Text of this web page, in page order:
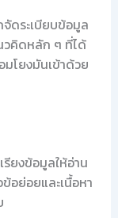
ดระเบียบข้อมูล
วคิดหลัก ๆ ที่ได้
โยงมันเข้าด้วย
รียงข้อมูลให้อ่าน
อย่อยและเนื้อหา